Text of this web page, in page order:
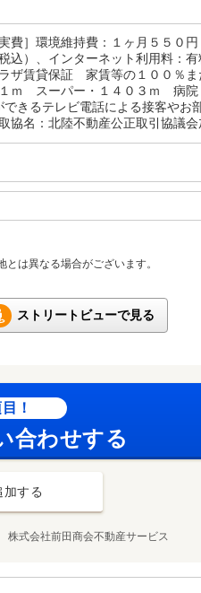
］環境維持費：１ヶ月５５０円
込）、インターネット利用料：
賃貸保証 家賃等の１００％ま
ｍ スーパー・１４０３ｍ 病
きるテレビ電話による接客やお
名：北陸不動産公正取引協議会
は異なる場合がございます。
ストリートビューで見る
！
合わせする
加する
式会社前田商会不動産サービス